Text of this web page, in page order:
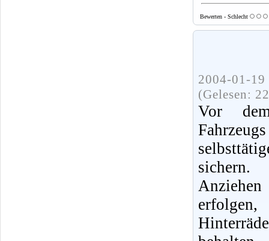
Bewerten - Schlecht
2004-01-
(Gelesen:
Vor